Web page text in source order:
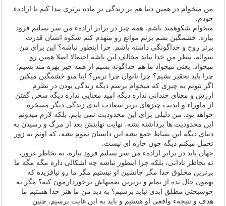
من میخوام در همین دنیا هم بر زندگی بر ماده برتری پیدا کنم با ارادهء
خودم.
میخوام شکوهمند باشم. همه چیز در برابر ارادهء من سر تسلیم فرود
بیاره. خشمگین بشم بزنم موانع رو منهدم کنم شکوه انسان قدرت
برتر روح و خداگونگی داشته باشم. چرا اینطور نباشه؟ این برای من
سواله. بنظر من خدا نباید مخالف این باشه احتمالا اصلا همین رو
میخواد. یعنی میخواد ما هم خداگونه بشیم از همه چیز بهره مند بشیم؛
چرا باید تحقیر بشیم؟ چرا ناتوان چرا ترس؟ اینا منو خشمگین میکنن
اگر نتونم به چیزی که میخوام برسم دیگه زندگی بودن در نظرم
ارزش و معنای چندانی نداره دیگه امید معنایی نداره دیگه سخن گفتن
از ماوراء و ابدیت چیزهای برتر سعادت ابدی زندگی دیگر مسخره
خواهد بود. من دلیلی برای این محدودیت نمی یابم. بلکه لازم میدونم
این محدودیت ها برداشته بشه، نهایت نهایتش بعد از مرگ و رسیدن به
دنیای دیگه این بساط جمع بشه این داستان تموم بشه، که اونم به زور
تحمل میکنم دیگه چون چاره ای نیست.
جهان باید در برابر ارادهء من سر تسلیم فرود بیاره. نه بخاطر غرور،
نه بخاطر نادانی، بلکه چرا اینطور نباشه چه اشکالی داره مگه مگه ما
برترین مخلوق خدا مگر جانشین او نیستیم مگر ما رو نیافریده که
بهمون حال بده از تمام و برترین نعمتهاش برخوردارمون کنه؟ مگر به
خوشبختی مطلق ابدی نباید برسیم؟ به دید من ما هنر خدا هستیم ما
هدف و نتیجهء واقعی او هستیم و باید به این غایت برسیم. چنین